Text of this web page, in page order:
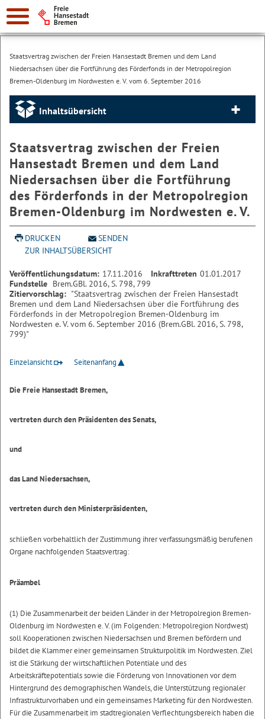
Staatsvertrag zwischen der Freien Hansestadt Bremen und dem Land
Niedersachsen über die Fortführung des Förderfonds in der Metropolregion
Bremen-Oldenburg im Nordwesten e. V. vom 6. September 2016
Inhaltsübersicht
Staatsvertrag zwischen der Freien
Hansestadt Bremen und dem Land
Niedersachsen über die Fortführung
des Förderfonds in der Metropolregion
Bremen-Oldenburg im Nordwesten e. V.
DRUCKEN
SENDEN
ZUR INHALTSÜBERSICHT
Veröffentlichungsdatum: 17.11.2016 Inkrafttreten 01.01.2017
Fundstelle Brem.GBl. 2016, S. 798, 799
Zitiervorschlag: "Staatsvertrag zwischen der Freien Hansestadt
Bremen und dem Land Niedersachsen über die Fortführung des
Förderfonds in der Metropolregion Bremen-Oldenburg im
Nordwesten e. V. vom 6. September 2016 (Brem.GBl. 2016, S. 798,
799)"
Einzelansicht Seitenanfang
Die Freie Hansestadt Bremen,
vertreten durch den Präsidenten des Senats,
und
das Land Niedersachsen,
vertreten durch den Ministerpräsidenten,
schließen vorbehaltlich der Zustimmung ihrer verfassungsmäßig berufenen
Organe nachfolgenden Staatsvertrag:
Präambel
(1) Die Zusammenarbeit der beiden Länder in der Metropolregion Bremen-
Oldenburg im Nordwesten e. V. (im Folgenden: Metropolregion Nordwest)
soll Kooperationen zwischen Niedersachsen und Bremen befördern und
bildet die Klammer einer gemeinsamen Strukturpolitik im Nordwesten. Ziel
ist die Stärkung der wirtschaftlichen Potentiale und des
Arbeitskräftepotentials sowie die Förderung von Innovationen vor dem
Hintergrund des demographischen Wandels, die Unterstützung regionaler
Infrastrukturvorhaben und ein gemeinsames Marketing für den Nordwesten.
Für die Zusammenarbeit im stadtregionalen Verflechtungsbereich haben die